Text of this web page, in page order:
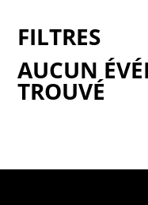
AUCUN
TROUVÉ
FILTRES